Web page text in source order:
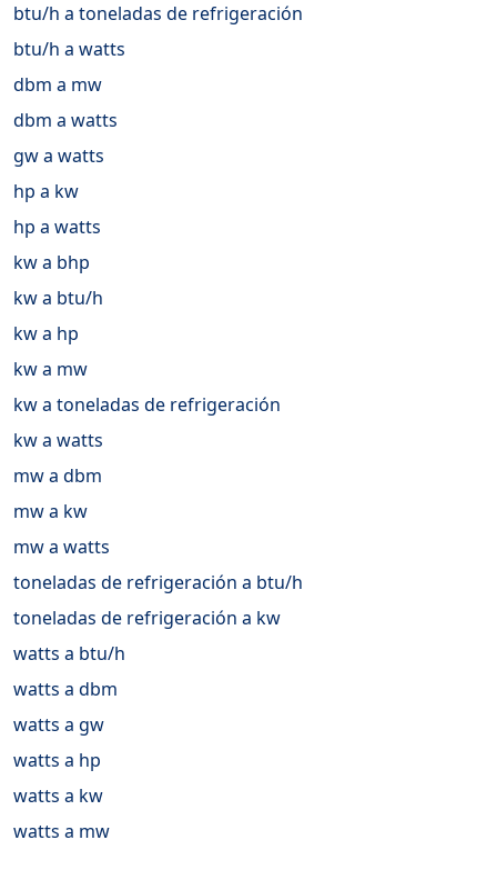
btu/h a toneladas de refrigeración
btu/h a watts
dbm a mw
dbm a watts
gw a watts
hp a kw
hp a watts
kw a bhp
kw a btu/h
kw a hp
kw a mw
kw a toneladas de refrigeración
kw a watts
mw a dbm
mw a kw
mw a watts
toneladas de refrigeración a btu/h
toneladas de refrigeración a kw
watts a btu/h
watts a dbm
watts a gw
watts a hp
watts a kw
watts a mw